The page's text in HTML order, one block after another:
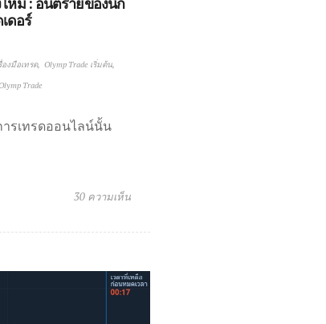
ดอร์
องมือเทรด
Olymp Trade เริ่มต้น
Trade
ารเทรดออนไลน์นั้น
30 ความเห็น